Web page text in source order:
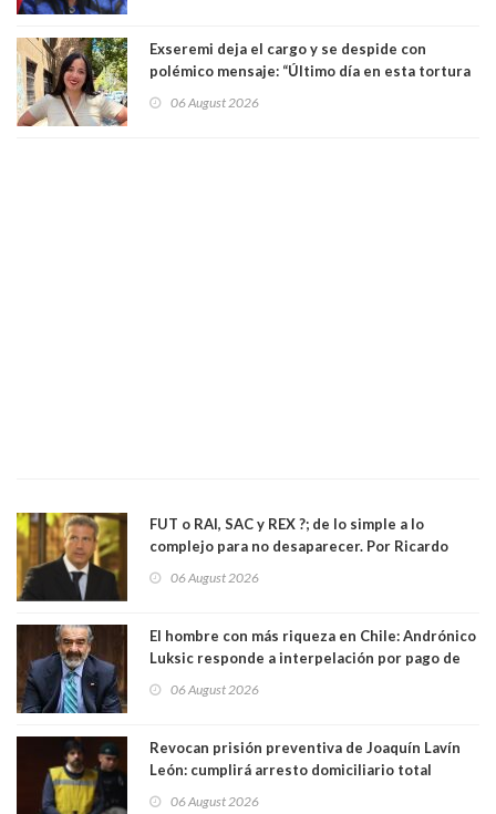
Exseremi deja el cargo y se despide con
polémico mensaje: “Último día en esta tortura
06 August 2026
FUT o RAI, SAC y REX ?; de lo simple a lo
complejo para no desaparecer. Por Ricardo
06 August 2026
El hombre con más riqueza en Chile: Andrónico
Luksic responde a interpelación por pago de
día que me muera”
06 August 2026
Revocan prisión preventiva de Joaquín Lavín
León: cumplirá arresto domiciliario total
06 August 2026